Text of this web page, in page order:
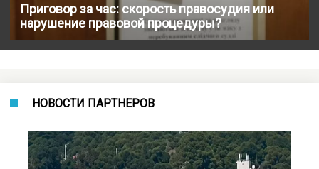
Приговор за час: скорость правосудия или
нарушение правовой процедуры?
НОВОСТИ ПАРТНЕРОВ